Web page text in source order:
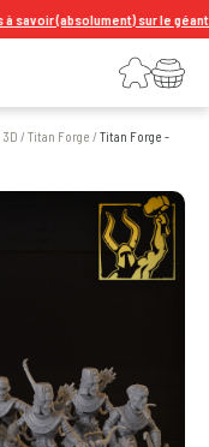
(absolument) sur le géant
Connexion
Votre panier
/Titan Forge /Titan Forge -